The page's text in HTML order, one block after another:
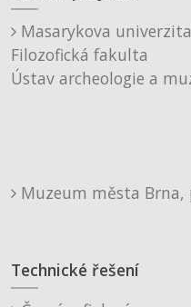
Masarykova univerzita
Filozofická fakulta
Ústav archeologie a
Muzeum města Brna,
Technické řešení